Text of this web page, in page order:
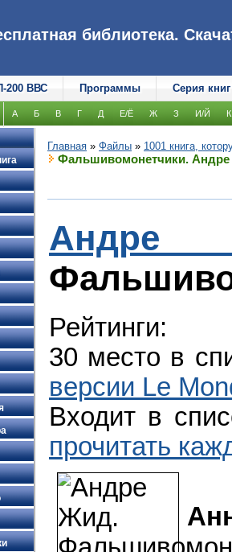
библиотека.
200 ВВС Программы Серия книг
А Б В Г Д Е/Ё Ж З И/Й К
Главная » Файлы » 1001 книга,
Фальшивомонетчики.
Рейтинги:
30 место в
версии Le
Входит в
прочитать